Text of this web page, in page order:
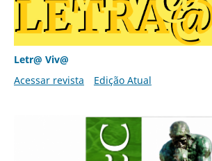
Letr@ Viv@
Acessar revista
Edição Atual